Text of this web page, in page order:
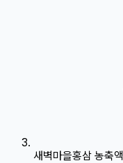
새벽마을홍삼 농축액